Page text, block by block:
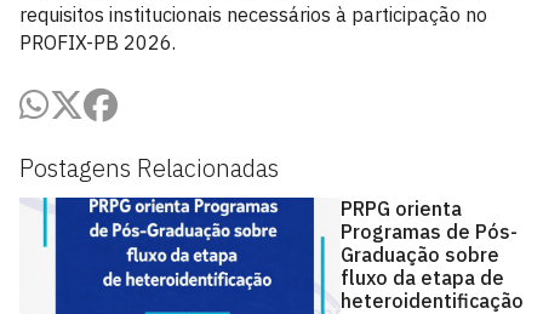
Postagens Relacionadas
PRPG orienta
Programas de Pós-
Graduação sobre
fluxo da etapa de
heteroidentificação
requisitos institucionais necessários à participação no
PROFIX-PB 2026.